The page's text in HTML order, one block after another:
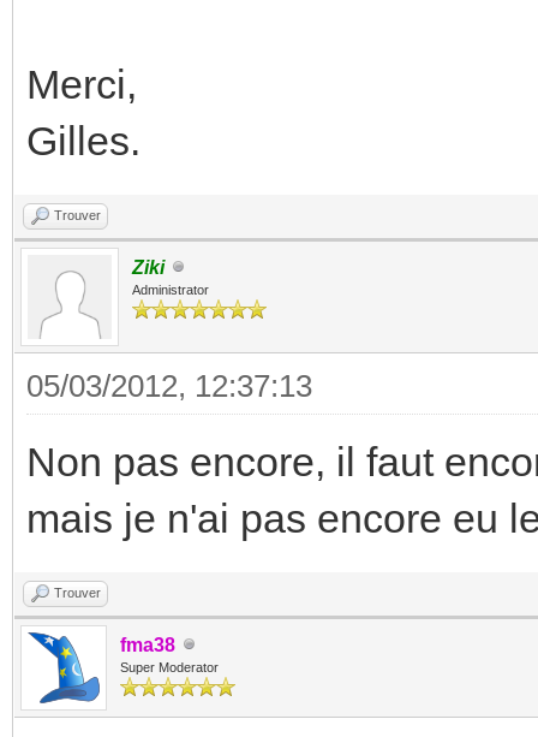
Merci,
Gilles.
Trouver
Ziki
Administrator
05/03/2012, 12:37:13
Non pas encore, il faut
mais je n'ai pas encore eu
Trouver
fma38
Super Moderator